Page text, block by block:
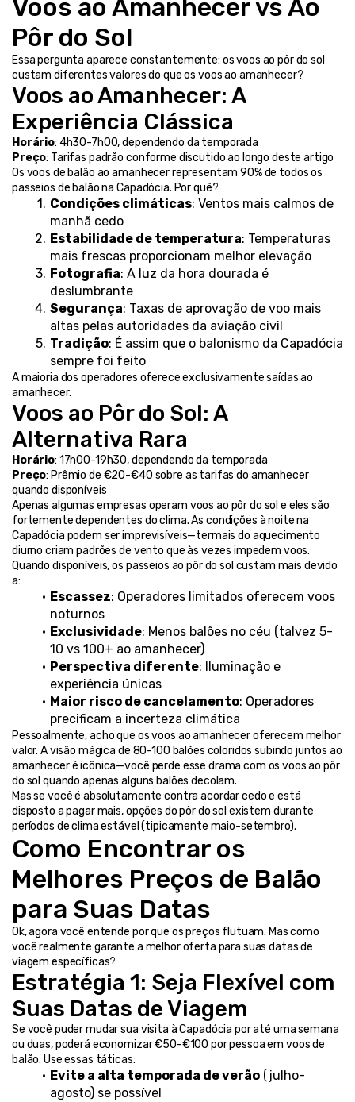
Voos ao Amanhecer vs Ao
Pôr do Sol
Essa pergunta aparece constantemente: os voos ao pôr do sol
custam diferentes valores do que os voos ao amanhecer?
Voos ao Amanhecer: A
Experiência Clássica
Horário: 4h30-7h00, dependendo da temporada
Preço: Tarifas padrão conforme discutido ao longo deste artigo
Os voos de balão ao amanhecer representam 90% de todos os
passeios de balão na Capadócia. Por quê?
Condições climáticas: Ventos mais calmos de
manhã cedo
Estabilidade de temperatura: Temperaturas
mais frescas proporcionam melhor elevação
Fotografia: A luz da hora dourada é
deslumbrante
Segurança: Taxas de aprovação de voo mais
altas pelas autoridades da aviação civil
Tradição: É assim que o balonismo da Capadócia
sempre foi feito
A maioria dos operadores oferece exclusivamente saídas ao
amanhecer.
Voos ao Pôr do Sol: A
Alternativa Rara
Horário: 17h00-19h30, dependendo da temporada
Preço: Prêmio de €20-€40 sobre as tarifas do amanhecer
quando disponíveis
Apenas algumas empresas operam voos ao pôr do sol e eles são
fortemente dependentes do clima. As condições à noite na
Capadócia podem ser imprevisíveis—termais do aquecimento
diurno criam padrões de vento que às vezes impedem voos.
Quando disponíveis, os passeios ao pôr do sol custam mais devido
a:
Escassez: Operadores limitados oferecem voos
noturnos
Exclusividade: Menos balões no céu (talvez 5-
10 vs 100+ ao amanhecer)
Perspectiva diferente: Iluminação e
experiência únicas
Maior risco de cancelamento: Operadores
precificam a incerteza climática
Pessoalmente, acho que os voos ao amanhecer oferecem melhor
valor. A visão mágica de 80-100 balões coloridos subindo juntos ao
amanhecer é icônica—você perde esse drama com os voos ao pôr
do sol quando apenas alguns balões decolam.
Mas se você é absolutamente contra acordar cedo e está
disposto a pagar mais, opções do pôr do sol existem durante
períodos de clima estável (tipicamente maio-setembro).
Como Encontrar os
Melhores Preços de Balão
para Suas Datas
Ok, agora você entende por que os preços flutuam. Mas como
você realmente garante a melhor oferta para suas datas de
viagem específicas?
Estratégia 1: Seja Flexível com
Suas Datas de Viagem
Se você puder mudar sua visita à Capadócia por até uma semana
ou duas, poderá economizar €50-€100 por pessoa em voos de
balão. Use essas táticas:
Evite a alta temporada de verão (julho-
agosto) se possível